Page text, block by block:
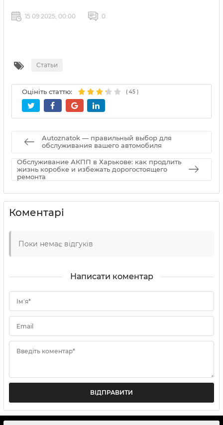
15 09 2025, 00:00 0
Статьи
Оцініть статтю: ( 45 )
Autoznatok — правильный выбор для
обслуживания вашего автомобиля
Обслуживание АКПП в Харькове: как продлить
жизнь коробке и избежать дорогостоящего
ремонта
Коментарі
Поки немає відгуків
Написати коментар
Ім'я*
Email
Введіть коментар*
ВІДПРАВИТИ